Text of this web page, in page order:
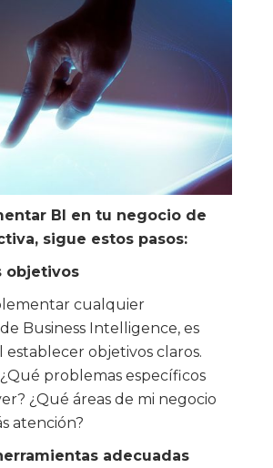
BI en tu negocio de
sigue estos pasos:
objetivos
cualquier
Business Intelligence, es
objetivos claros.
problemas específicos
¿Qué áreas de mi negocio
atención?
adecuadas